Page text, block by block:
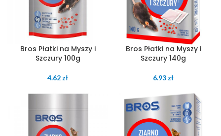
Bros Płatki na Myszy i
Szczury 100g
4.62 zł
Bros Płatki na Myszy i
Szczury 140g
6.93 zł